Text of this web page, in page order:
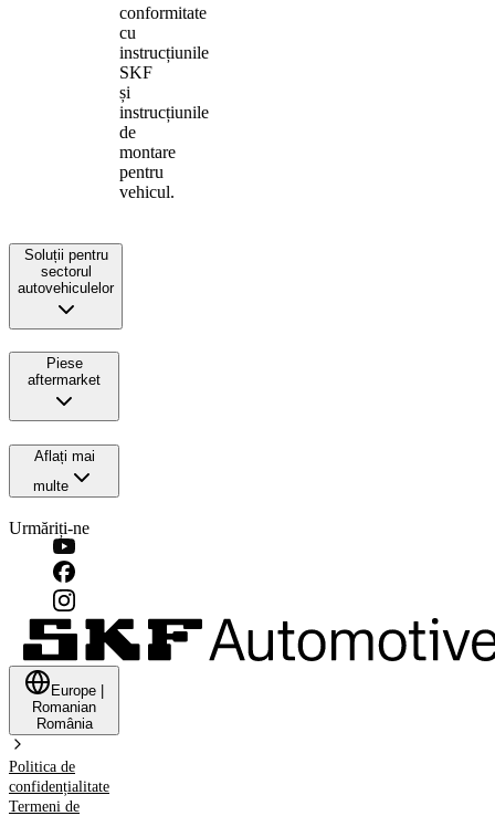
conformitate
cu
instrucțiunile
SKF
și
instrucțiunile
de
montare
pentru
vehicul.
Soluții pentru
sectorul
autovehiculelor
Piese
aftermarket
Aflați mai
multe
Urmăriți-ne
Europe
Romanian
România
Politica de
confidențialitate
Termeni de